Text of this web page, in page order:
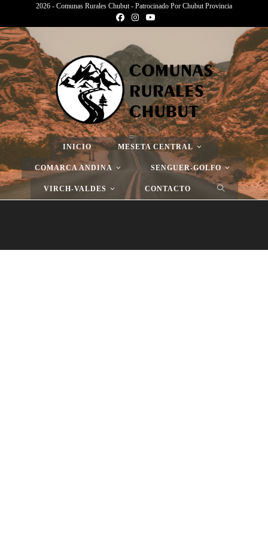
2026 - Comunas Rurales Chubut - Patrocinado Por Chubut Provincia
INICIO MESETA CENTRAL
COMARCA ANDINA SENGUER-GOLFO
VIRCH-VALDES CONTACTO
Página Nueva
> Página Nueva > Página Nueva